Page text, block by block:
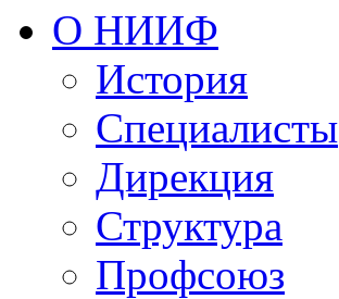
О НИИФ
История
Специалисты
Дирекция
Структура
Профсоюз